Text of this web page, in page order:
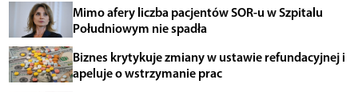
Mimo afery liczba pacjentów SOR-u w Szpitalu
Południowym nie spadła
Biznes krytykuje zmiany w ustawie refundacyjnej i
apeluje o wstrzymanie prac